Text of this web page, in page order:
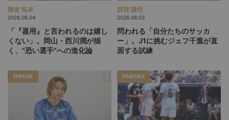
難波 拓未
2026.08.04
「『器用』と言われるのは嬉し
くない」。岡山・西川潤が描
く、"恐い選手"への進化論
西部 謙司
2026.08.03
問われる「自分たちのサッカ
ー」。J1に挑むジェフ千葉が直
面する試練
SPECIAL FEATURE